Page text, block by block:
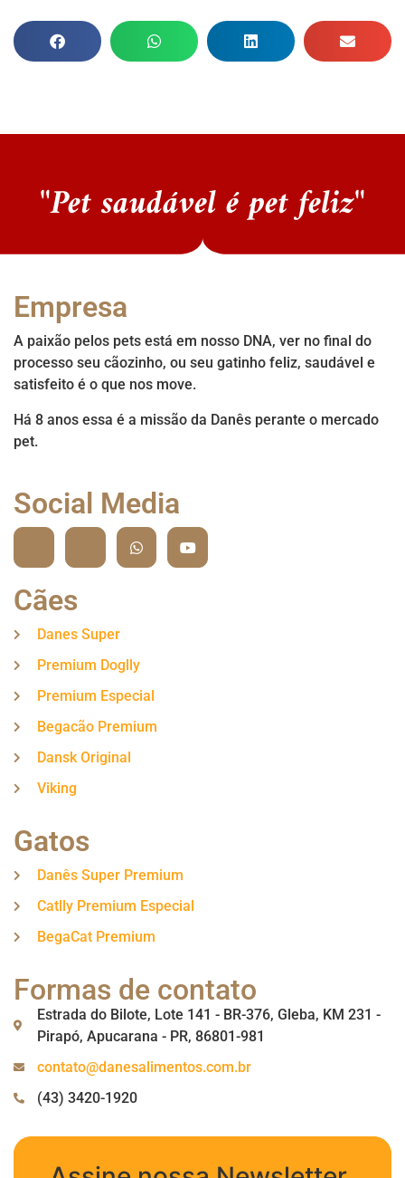
"Pet saudável é pet feliz"
Empresa
A paixão pelos pets está em nosso DNA, ver no final do
processo seu cãozinho, ou seu gatinho feliz, saudável e
satisfeito é o que nos move.
Há 8 anos essa é a missão da Danês perante o mercado
pet.
Social Media
Cães
Danes Super
Premium Doglly
Premium Especial
Begacão Premium
Dansk Original
Viking
Gatos
Danês Super Premium
Catlly Premium Especial
BegaCat Premium
Formas de contato
Estrada do Bilote, Lote 141 - BR-376, Gleba, KM 231 -
Pirapó, Apucarana - PR, 86801-981
contato@danesalimentos.com.br
(43) 3420-1920